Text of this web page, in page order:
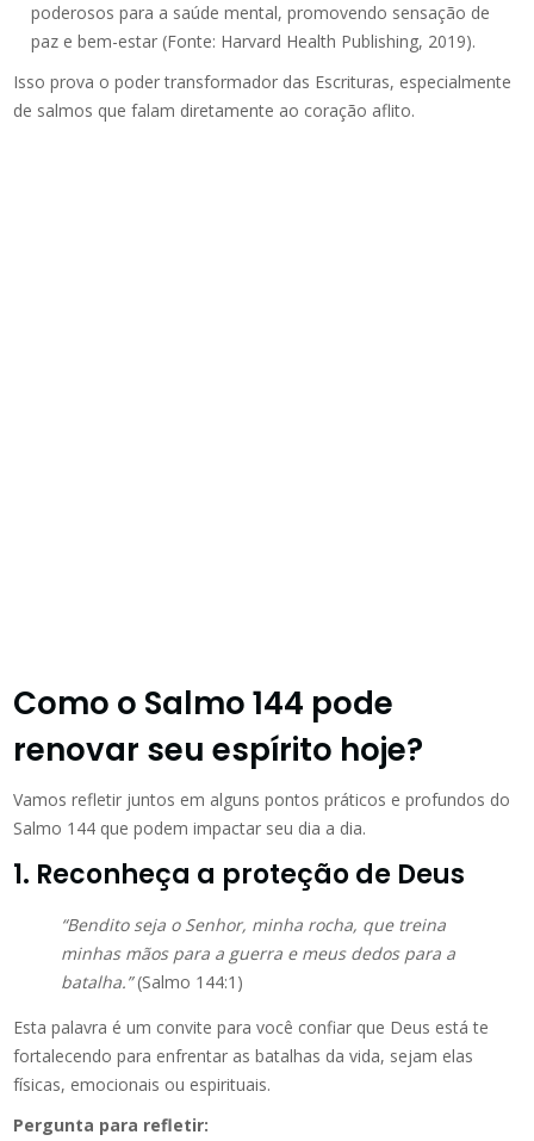
poderosos para a saúde mental, promovendo sensação de
paz e bem-estar (Fonte: Harvard Health Publishing, 2019).
Isso prova o poder transformador das Escrituras, especialmente
de salmos que falam diretamente ao coração aflito.
Como o Salmo 144 pode
renovar seu espírito hoje?
Vamos refletir juntos em alguns pontos práticos e profundos do
Salmo 144 que podem impactar seu dia a dia.
1. Reconheça a proteção de Deus
“Bendito seja o Senhor, minha rocha, que treina
minhas mãos para a guerra e meus dedos para a
batalha.”(Salmo 144:1)
Esta palavra é um convite para você confiar que Deus está te
fortalecendo para enfrentar as batalhas da vida, sejam elas
físicas, emocionais ou espirituais.
Pergunta para refletir: